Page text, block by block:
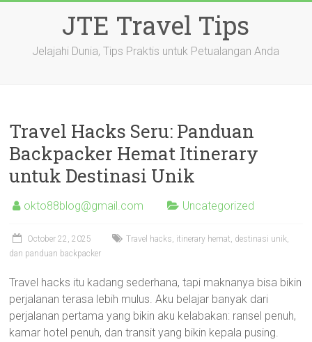
JTE Travel Tips
Jelajahi Dunia, Tips Praktis untuk Petualangan Anda
Travel Hacks Seru: Panduan
Backpacker Hemat Itinerary
untuk Destinasi Unik
okto88blog@gmail.com Uncategorized
October 22, 2025
Travel hacks, itinerary hemat, destinasi unik,
dan panduan backpacker
Travel hacks itu kadang sederhana, tapi maknanya bisa bikin
perjalanan terasa lebih mulus. Aku belajar banyak dari
perjalanan pertama yang bikin aku kelabakan: ransel penuh,
kamar hotel penuh, dan transit yang bikin kepala pusing.